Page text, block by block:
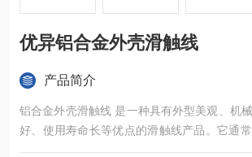
优异铝合金外壳滑触线
产品简介
铝合金外壳滑触线 ‌是一种具有外型美观、机
好、使用寿命长等优点的滑触线产品。它通
为外壳，内部装有导电铜排和集电器，结构简